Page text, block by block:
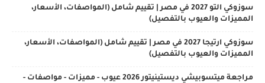
سوزوكي التو 2027 في مصر | تقييم شامل (المواصفات، الأسعار،
المميزات والعيوب بالتفصيل)
سوزوكي ارتيجا 2027 في مصر | تقييم شامل (المواصفات، الأسعار،
المميزات والعيوب بالتفصيل)
مراجعة ميتسوبيشي ديستينيتور 2026 عيوب - مميزات - مواصفات -